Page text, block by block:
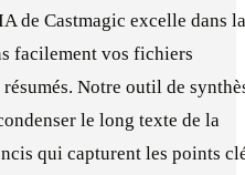
de Castmagic excelle dans la
facilement vos fichiers
Notre outil de
le long texte de la
qui capturent les points